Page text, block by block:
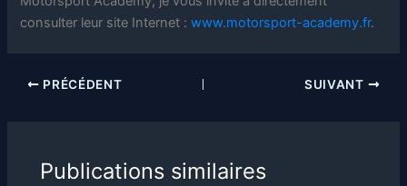
consulter leur site Internet :www.motorsport-academy.fr.
PRÉCÉDENT SUIVANT
Publications similaires